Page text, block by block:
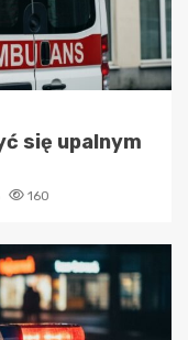
się upalnym
160